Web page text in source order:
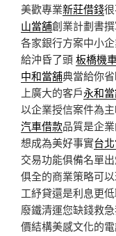
美歡專業新莊借錢
山當舖創業計劃書
各家銀行方案中小
給沖昏了頭板橋機
中和當舖典當給你
上廣大的客戶永和
以企業授信案件為
汽車借款品質是企
想成為美好事實台
交易功能俱備名單
俱全的商業策略可
工紓貸還是利息更
廢鐵清運您缺錢救
價結構美感文化的